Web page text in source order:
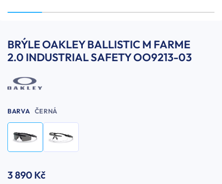
BRÝLE OAKLEY BALLISTIC M FARME
2.0 INDUSTRIAL SAFETY OO9213-03
BARVA ČERNÁ
3 890 Kč